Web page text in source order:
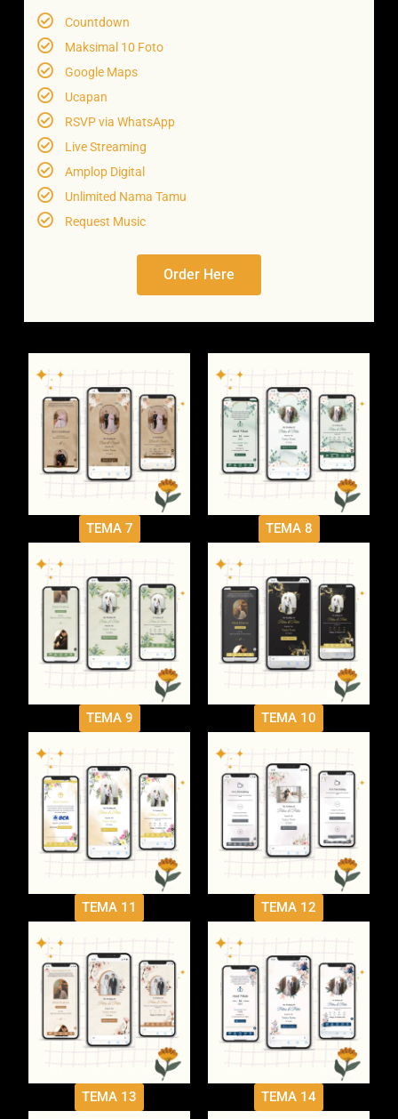
Countdown
Maksimal 10 Foto
Google Maps
Ucapan
RSVP via WhatsApp
Live Streaming
Amplop Digital
Unlimited Nama Tamu
Request Music
Order Here
TEMA 7 TEMA 8
TEMA 9 TEMA 10
TEMA 11 TEMA 12
TEMA 13 TEMA 14